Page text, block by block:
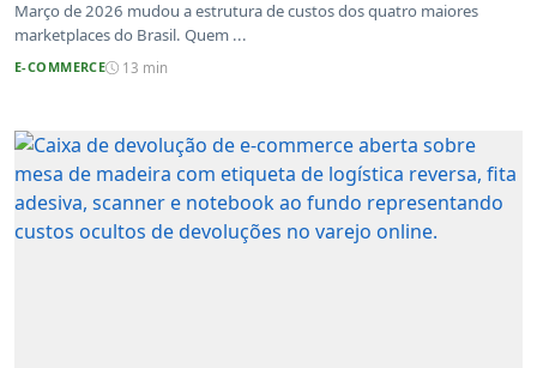
Março de 2026 mudou a estrutura de custos dos quatro maiores
marketplaces do Brasil. Quem ...
E-COMMERCE 13 min